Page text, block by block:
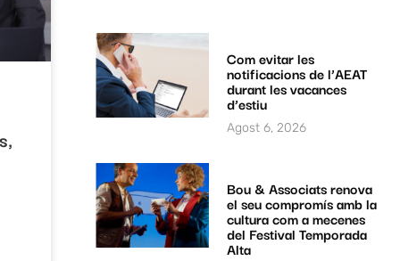
Com evitar les
notificacions de l’AEAT
durant les vacances
d’estiu
Agost 6, 2026
Bou & Associats renova
el seu compromís amb la
cultura com a mecenes
del Festival Temporada
Alta